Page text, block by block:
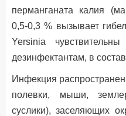
перманганата калия
0,5-0,3 % вызывает
Yersinia
дезинфектантам, в
Инфекция
полевки, мыши,
суслики), заселяющих